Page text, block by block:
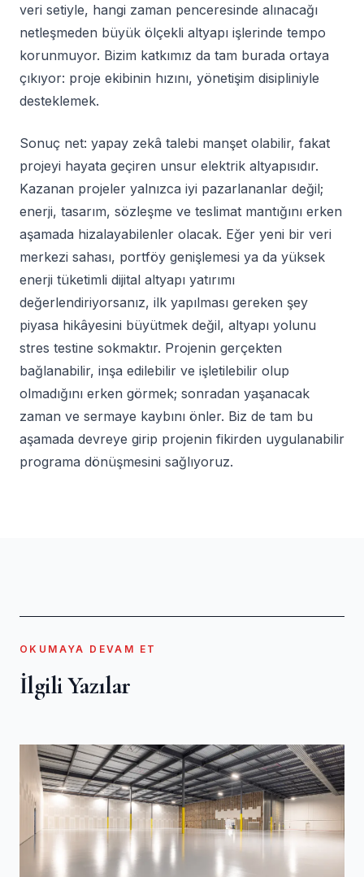
veri setiyle, hangi zaman penceresinde alınacağı
netleşmeden büyük ölçekli altyapı işlerinde tempo
korunmuyor. Bizim katkımız da tam burada ortaya
çıkıyor: proje ekibinin hızını, yönetişim disipliniyle
desteklemek.
Sonuç net: yapay zekâ talebi manşet olabilir, fakat
projeyi hayata geçiren unsur elektrik altyapısıdır.
Kazanan projeler yalnızca iyi pazarlananlar değil;
enerji, tasarım, sözleşme ve teslimat mantığını erken
aşamada hizalayabilenler olacak. Eğer yeni bir veri
merkezi sahası, portföy genişlemesi ya da yüksek
enerji tüketimli dijital altyapı yatırımı
değerlendiriyorsanız, ilk yapılması gereken şey
piyasa hikâyesini büyütmek değil, altyapı yolunu
stres testine sokmaktır. Projenin gerçekten
bağlanabilir, inşa edilebilir ve işletilebilir olup
olmadığını erken görmek; sonradan yaşanacak
zaman ve sermaye kaybını önler. Biz de tam bu
aşamada devreye girip projenin fikirden uygulanabilir
programa dönüşmesini sağlıyoruz.
OKUMAYA DEVAM ET
İlgili Yazılar